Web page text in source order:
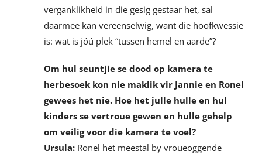
verganklikheid in die gesig gestaar het, sal
daarmee kan vereenselwig, want die hoofkwessie
is: wat is jóú plek “tussen hemel en aarde”?
Om hul seuntjie se dood op kamera te
herbesoek kon nie maklik vir Jannie en Ronel
gewees het nie. Hoe het julle hulle en hul
kinders se vertroue gewen en hulle gehelp
om veilig voor die kamera te voel?
Ursula:Ronel het meestal by vroueoggende